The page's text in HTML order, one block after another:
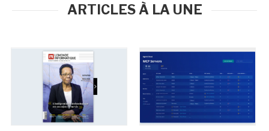
ARTICLES À LA UNE